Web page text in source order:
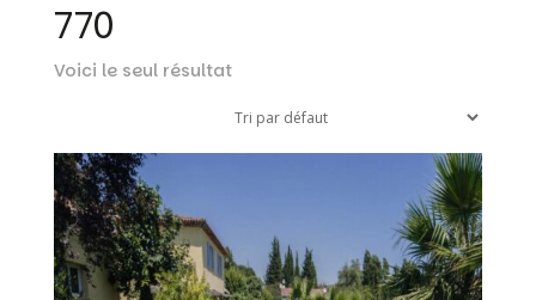
770
Voici le seul résultat